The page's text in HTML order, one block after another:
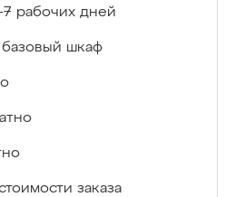
7 рабочих дней
базовый шкаф
заказа